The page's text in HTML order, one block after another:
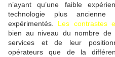
n’ayant qu’une faible
technologie plus
expérimentés. Les contrastes
bien au niveau du nombre de
services et de leur
opérateurs que de la